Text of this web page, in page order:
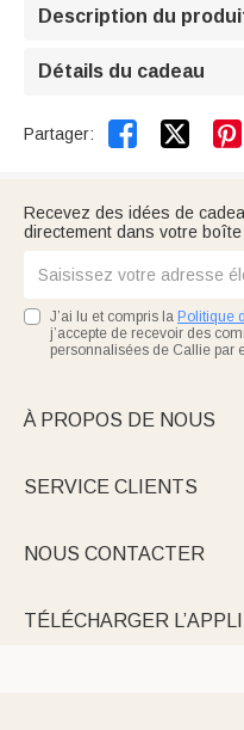
Description du
Détails du cadeau
Partager:  
Recevez des idées de
directement dans votre
J’ai lu et compris la Politique
j’accepte de recevoir des
personnalisées de Callie par
À PROPOS DE NOUS
SERVICE CLIENTS
NOUS CONTACTER
TÉLÉCHARGER